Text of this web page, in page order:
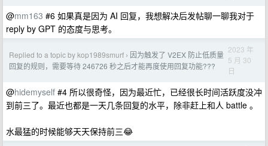
@mm163 #6 如果真是因为 AI 回复，我想解决后发帖聊一聊我对于
reply by GPT 的态度与思考。
Replied to a topic by kop1989smurf › 因为触发了 V2EX 防止低质量
回复的规则，需要等待 246726 秒之后才能再度使用回复功能???
2023 年
5 月 30
日
@hidemyself #4 所以很奇怪，因为最近忙，已经很长时间活跃度没冲
到前三了。最近也都是一天几条回复的水平，除非赶上和人 battle 。
水最猛的时候能够天天保持前三😂